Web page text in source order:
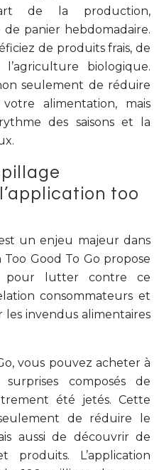
de la production,
panier hebdomadaire.
de produits frais, de
biologique.
seulement de réduire
alimentation, mais
des saisons et la
too
un enjeu majeur dans
Too Good To Go propose
pour lutter contre ce
consommateurs et
invendus alimentaires
vous pouvez acheter à
composés de
été jetés. Cette
de réduire le
aussi de découvrir de
produits. L’application